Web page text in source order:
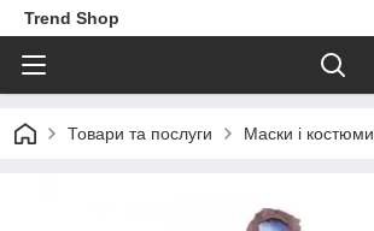
Trend Shop
Товари та послуги Маски і костюми